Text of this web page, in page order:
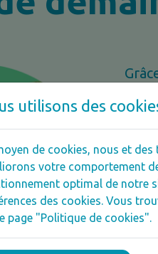
Le
Au
utilisons des
de cookies, nous et
votre comportement
optimal de notre
des cookies. Vous
page "Politique de cookies".